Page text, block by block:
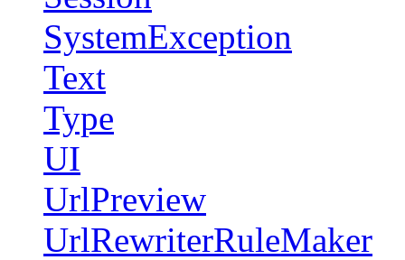
SystemException
Text
Type
UI
UrlPreview
UrlRewriterRuleMaker